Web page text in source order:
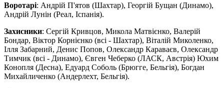
Воротарі: Андрій П'ятов (Шахтар), Георгій Бущан (Динамо),
Андрій Лунін (Реал, Іспанія).
Захисники: Сергій Кривцов, Микола Матвієнко, Валерій
Бондар, Віктор Корнієнко (всі - Шахтар), Віталій Миколенко,
Ілля Забарний, Денис Попов, Олександр Караваєв, Олександр
Тимчик (всі - Динамо), Євген Чеберко (ЛАСК, Австрія) Юхим
Конопля (Десна), Едуард Соболь (Брюгге, Бельгія), Богдан
Михайличенко (Андерлехт, Бельгія).